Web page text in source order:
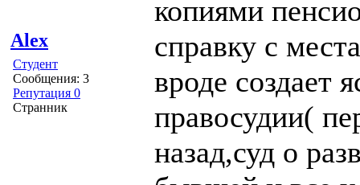
Alex
Студент
Сообщения: 3
Репутация 0
Странник
копиями
справку с
вроде создает
правосудии(
назад,суд о